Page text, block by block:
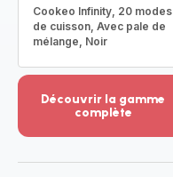
Cookeo Infinity, 20 modes
de cuisson, Avec pale de
mélange, Noir
Découvrir la gamme
complète
-